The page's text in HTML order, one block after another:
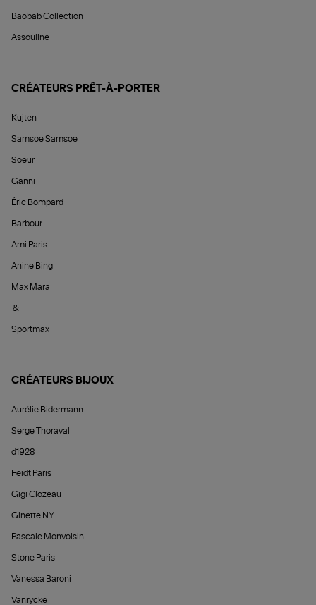
Baobab Collection
Assouline
CRÉATEURS PRÊT-À-PORTER
Kujten
Samsoe Samsoe
Soeur
Ganni
Éric Bompard
Barbour
Ami Paris
Anine Bing
Max Mara
&
Sportmax
CRÉATEURS BIJOUX
Aurélie Bidermann
Serge Thoraval
d1928
Feidt Paris
Gigi Clozeau
Ginette NY
Pascale Monvoisin
Stone Paris
Vanessa Baroni
Vanrycke